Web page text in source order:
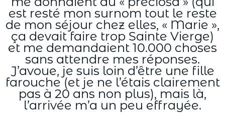
est resté mon surnom tout le reste
de mon séjour chez elles, « Marie »,
ça devait faire trop Sainte Vierge)
et me demandaient 10.000 choses
sans attendre mes réponses.
J’avoue, je suis loin d’être une fille
farouche (et je ne l’étais clairement
pas à 20 ans non plus), mais là,
l’arrivée m’a un peu effrayée.